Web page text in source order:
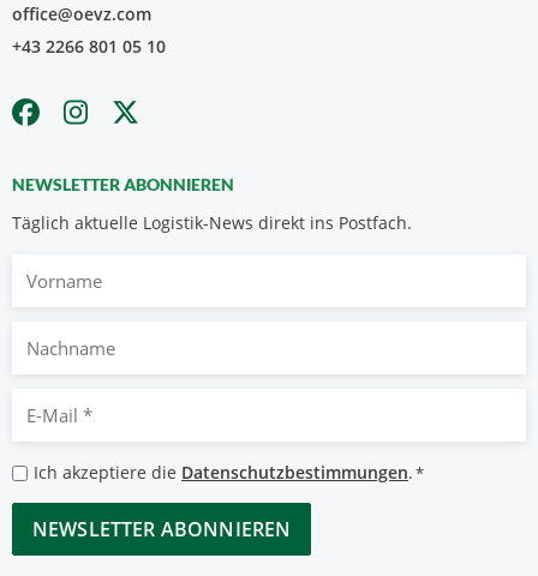
office@oevz.com
+43 2266 801 05 10
NEWSLETTER ABONNIEREN
Täglich aktuelle Logistik-News direkt ins Postfach.
Nachname
Mail
*
Datenschutzbestimmungen
*
Ich akzeptiere die Datenschutzbestimmungen.*
CAPTCHA